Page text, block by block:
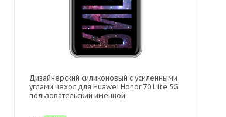
Дизайнерский силиконовый с усиленными
углами чехол для Huawei Honor 70 Lite 5G
пользовательский именной